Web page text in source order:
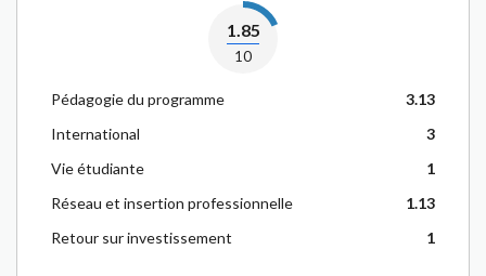
1.85
10
Pédagogie du programme
3.13
International
3
Vie étudiante
1
Réseau et insertion professionnelle
1.13
Retour sur investissement
1